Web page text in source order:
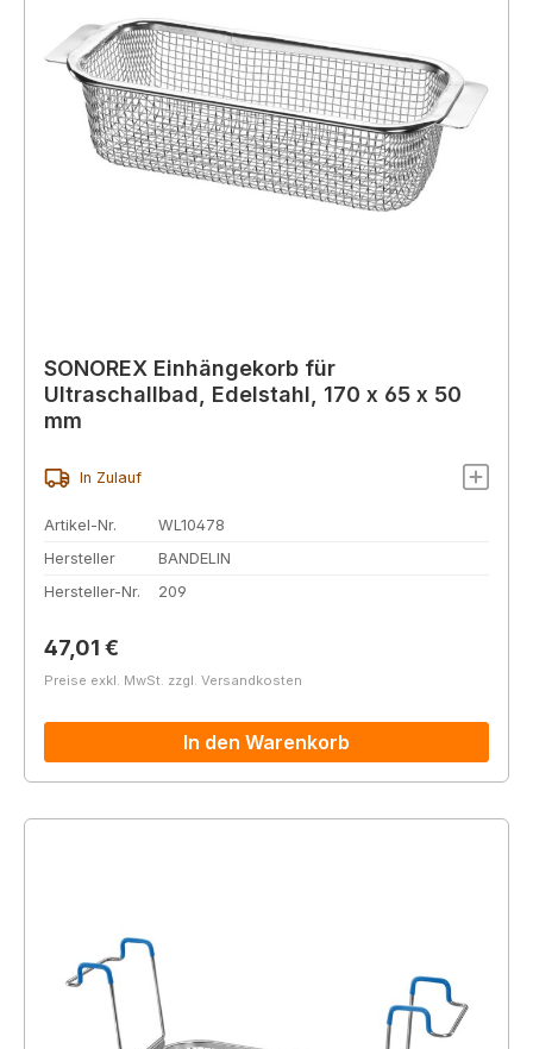
SONOREX Einhängekorb für
Ultraschallbad, Edelstahl, 170 x 65 x 50
mm
In Zulauf
Artikel-Nr.
WL10478
Hersteller
BANDELIN
Hersteller-Nr.
209
Regulärer Preis:
47,01 €
Preise exkl. MwSt. zzgl. Versandkosten
In den Warenkorb